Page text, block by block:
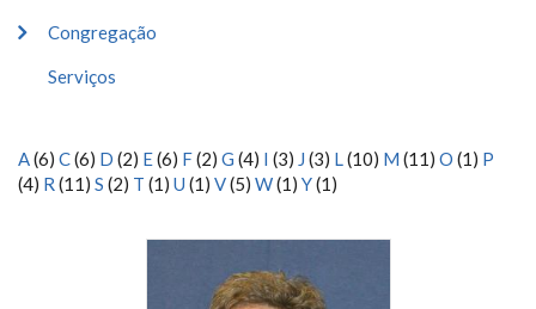
Congregação
Serviços
A(6) C(6) D (2) E(6) F(2) G (4) I (3) J (3) L(10) M (11) O (1) P
(4) R (11) S (2) T (1) U (1) V(5) W(1) Y(1)